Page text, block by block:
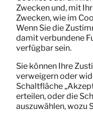
Sofa Sara
Zwecken und, mit
Zwecken, wie im
Wenn Sie die
damit verbundene
verfügbar sein.
Sie können Ihre
verweigern oder
Schaltfläche
erteilen, oder die
auszuwählen, wozu